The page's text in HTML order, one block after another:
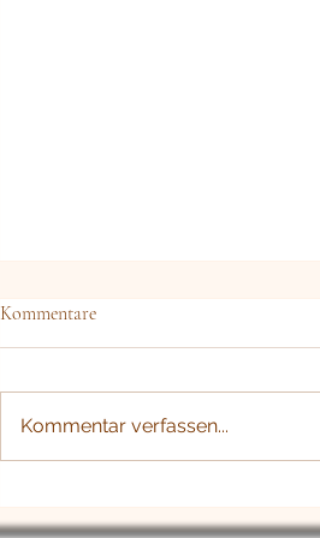
Legende - Kurzgeschichte
Kommentare
Kommentar verfassen...